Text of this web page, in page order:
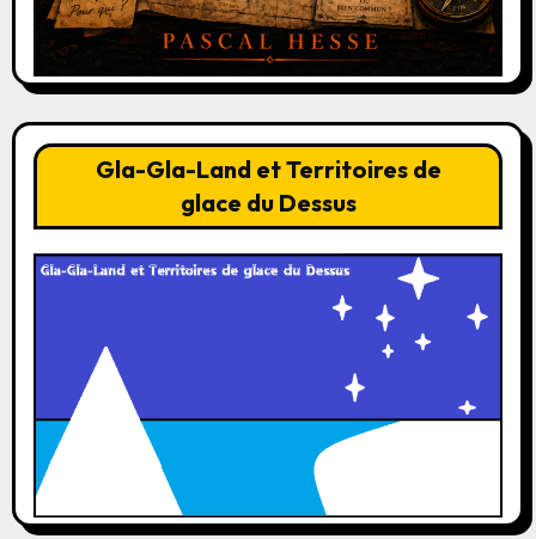
Gla-Gla-Land et Territoires de
glace du Dessus